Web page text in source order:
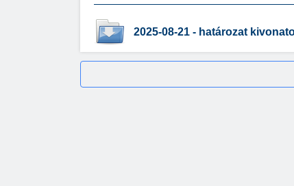
2025-08-21 - határozat